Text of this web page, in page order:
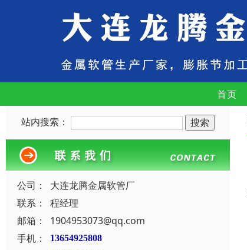
首页
站内搜索：
公司：
大连龙腾金属软管厂
联系：
程经理
邮箱：
1904953073@qq.com
手机：
13654925808